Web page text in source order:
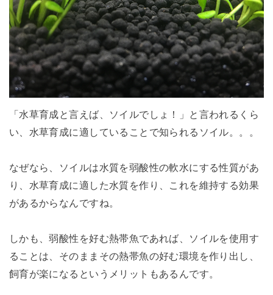
「水草育成と言えば、ソイルでしょ！」と言われるくら
い、水草育成に適していることで知られるソイル。。。
なぜなら、ソイルは水質を弱酸性の軟水にする性質があ
り、水草育成に適した水質を作り、これを維持する効果
があるからなんですね。
しかも、弱酸性を好む熱帯魚であれば、ソイルを使用す
ることは、そのままその熱帯魚の好む環境を作り出し、
飼育が楽になるというメリットもあるんです。